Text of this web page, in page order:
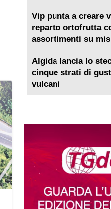
Vip punta a creare
reparto ortofrutta
assortimenti su
Algida lancia lo
cinque strati di
vulcani